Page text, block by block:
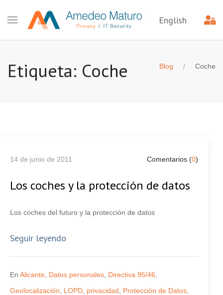
English
Etiqueta: Coche Blog Coche
14 de junio de 2011 Comentarios (0)
Los coches y la protección de datos
Los coches del futuro y la protección de datos
Seguir leyendo
En Alicante Datos personales Directiva 95/46
Geolocalización
LOPD privacidad Protección de Datos